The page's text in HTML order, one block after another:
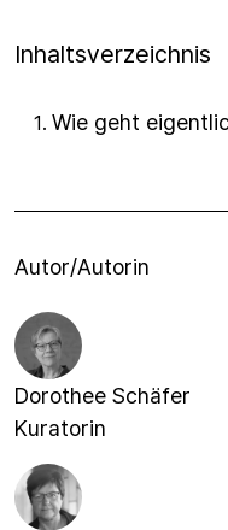
Inhaltsverzeichnis
1. Wie geht
Autor/Autorin
Dorothee Schäfer
Kuratorin